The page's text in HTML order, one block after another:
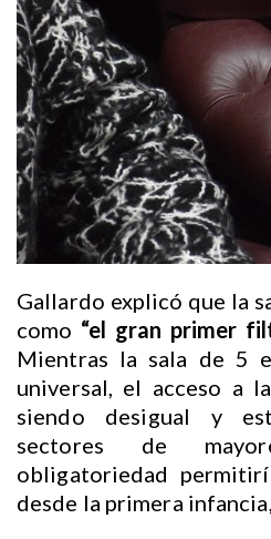
Gallardo explicó que la
como “el gran primer
Mientras la sala de 5
universal, el acceso a
siendo desigual y
sectores de
obligatoriedad
desde la primera